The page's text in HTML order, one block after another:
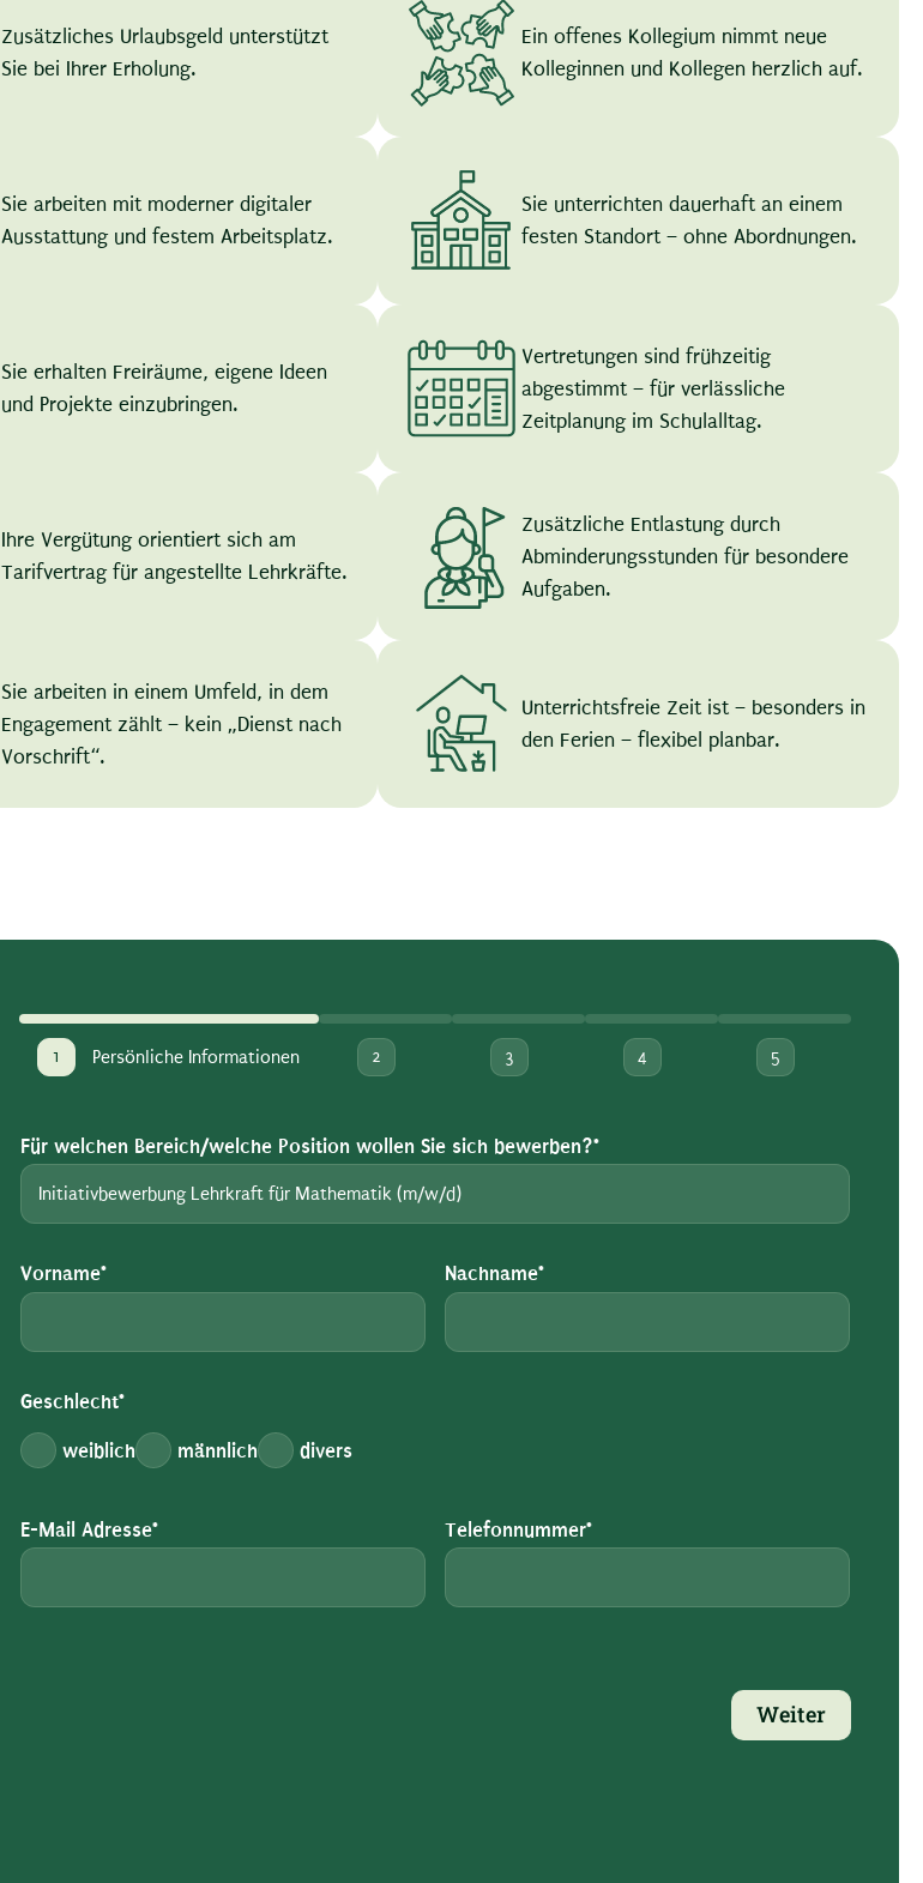
Zusätzliches Urlaubsgeld unterstützt
Sie bei Ihrer Erholung.
Ein offenes Kollegium nimmt neue
Kolleginnen und Kollegen herzlich auf.
Sie arbeiten mit moderner digitaler
Ausstattung und festem Arbeitsplatz.
Sie unterrichten dauerhaft an einem
festen Standort – ohne Abordnungen.
Sie erhalten Freiräume, eigene Ideen
und Projekte einzubringen.
Vertretungen sind frühzeitig
abgestimmt – für verlässliche
Zeitplanung im Schulalltag.
Ihre Vergütung orientiert sich am
Tarifvertrag für angestellte Lehrkräfte.
Zusätzliche Entlastung durch
Abminderungsstunden für besondere
Aufgaben.
Sie arbeiten in einem Umfeld, in dem
Engagement zählt – kein „Dienst nach
Vorschrift“.
Unterrichtsfreie Zeit ist – besonders in
den Ferien – flexibel planbar.
1 Persönliche Informationen 2 3 4 5
Für welchen Bereich/welche Position wollen Sie sich bewerben?*
Vorname* Nachname*
Geschlecht*
weiblich männlich divers
E-Mail Adresse* Telefonnummer*
Weiter